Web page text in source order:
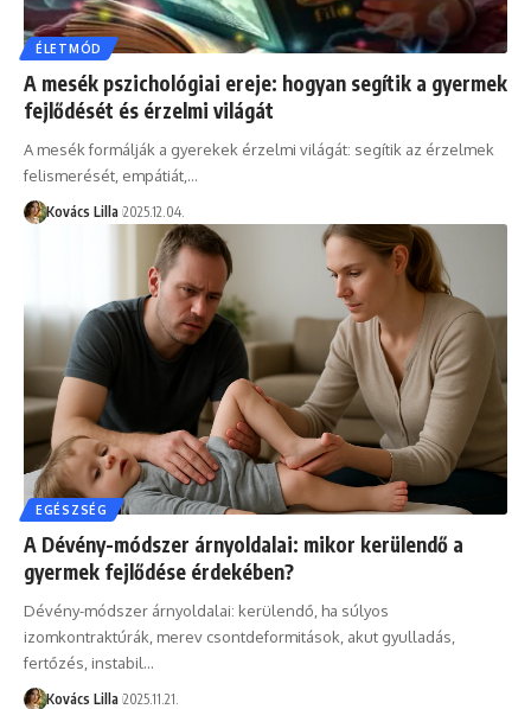
ÉLETMÓD
A mesék pszichológiai ereje: hogyan segítik a gyermek
fejlődését és érzelmi világát
A mesék formálják a gyerekek érzelmi világát: segítik az érzelmek
felismerését, empátiát,…
Kovács Lilla 2025.12.04.
EGÉSZSÉG
A Dévény-módszer árnyoldalai: mikor kerülendő a
gyermek fejlődése érdekében?
Dévény-módszer árnyoldalai: kerülendő, ha súlyos
izomkontraktúrák, merev csontdeformitások, akut gyulladás,
fertőzés, instabil…
Kovács Lilla 2025.11.21.